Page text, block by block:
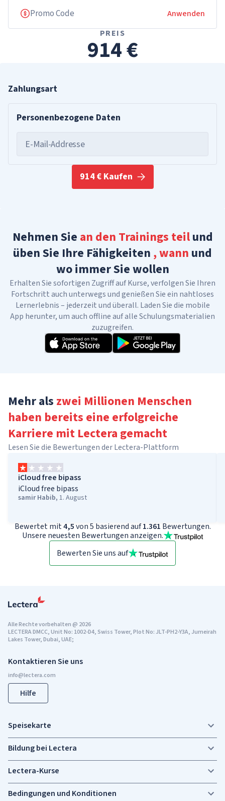
Anwenden
PREIS
914 €
Zahlungsart
Personenbezogene Daten
E-Mail-Addresse
914 € Kaufen
Nehmen Sie an den Trainings teilund
üben Sie Ihre Fähigkeiten , wann und
wo immer Sie wollen
Erhalten Sie sofortigen Zugriff auf Kurse, verfolgen Sie Ihren
Fortschritt auch unterwegs und genießen Sie ein nahtloses
Lernerlebnis – jederzeit und überall. Laden Sie die mobile
App herunter, um auch offline auf alle Schulungsmaterialien
zuzugreifen.
Mehr als zwei Millionen Menschen
haben bereits eine erfolgreiche
Karriere mit Lectera gemacht
Lesen Sie die Bewertungen der Lectera-Plattform
iCloud free bipass
iCloud free bipass
samir Habib, 1. August
Bewertet mit4,5von 5 basierend auf1.361 Bewertungen.
Unsere neuesten Bewertungen anzeigen.
Bewerten Sie uns auf
Kontaktieren Sie uns
Hilfe
Alle Rechte vorbehalten@ 2026
LECTERA DMCC, Unit No: 1002-D4, Swiss Tower, Plot No: JLT-PH2-Y3A, Jumeirah
Lakes Tower, Dubai, UAE;
Speisekarte
Bildung bei Lectera
Lectera-Kurse
Bedingungen und Konditionen